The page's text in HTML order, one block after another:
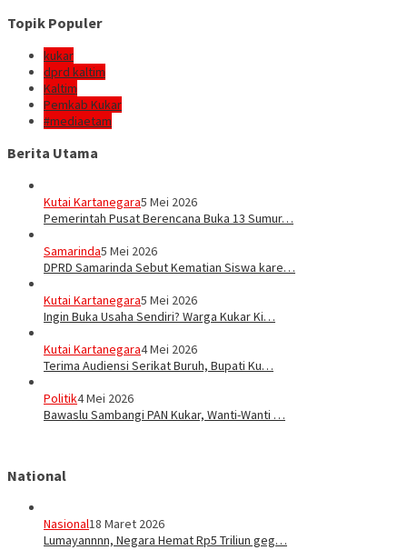
Topik Populer
kukar
dprd kaltim
Kaltim
Pemkab Kukar
#mediaetam
Berita Utama
Kutai Kartanegara5 Mei 2026
Pemerintah Pusat Berencana Buka 13 Sumur…
Samarinda5 Mei 2026
DPRD Samarinda Sebut Kematian Siswa kare…
Kutai Kartanegara5 Mei 2026
Ingin Buka Usaha Sendiri? Warga Kukar Ki…
Kutai Kartanegara4 Mei 2026
Terima Audiensi Serikat Buruh, Bupati Ku…
Politik4 Mei 2026
Bawaslu Sambangi PAN Kukar, Wanti-Wanti …
National
Nasional18 Maret 2026
Lumayannnn, Negara Hemat Rp5 Triliun geg…